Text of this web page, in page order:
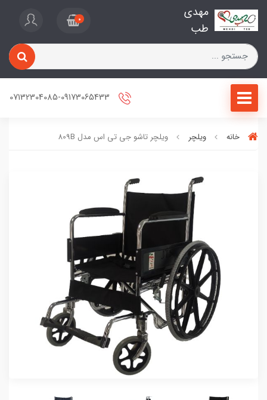
مهدی
طب
0
خانه ویلچر ویلچر تاشو جی تی اس مدل 809B